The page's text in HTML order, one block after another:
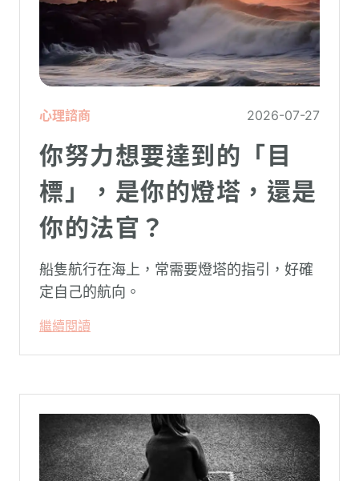
心理諮商 2026-07-27
你努力想要達到的「目
標」，是你的燈塔，還是
你的法官？
船隻航行在海上，常需要燈塔的指引，好確
定自己的航向。
繼續閱讀